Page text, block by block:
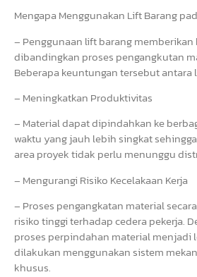
Mengapa Menggunakan Lift Barang
– Penggunaan lift barang
dibandingkan proses pengangkutan
Beberapa keuntungan tersebut antara
– Meningkatkan Produktivitas
– Material dapat dipindahkan ke
waktu yang jauh lebih singkat
area proyek tidak perlu menunggu
– Mengurangi Risiko Kecelakaan Kerja
– Proses pengangkatan material
risiko tinggi terhadap cedera pekerja.
proses perpindahan material menjadi
dilakukan menggunakan sistem
khusus.